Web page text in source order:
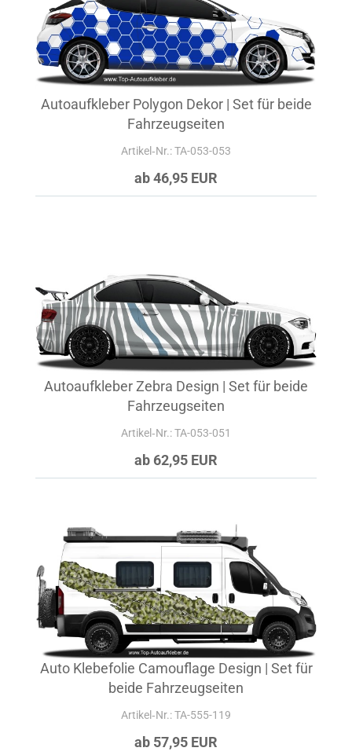
Autoaufkleber Polygon Dekor | Set für beide
Fahrzeugseiten
Artikel‑Nr.: TA-053-053
ab 46,95 EUR
Autoaufkleber Zebra Design | Set für beide
Fahrzeugseiten
Artikel‑Nr.: TA-053-051
ab 62,95 EUR
Auto Klebefolie Camouflage Design | Set für
beide Fahrzeugseiten
Artikel‑Nr.: TA-555-119
ab 57,95 EUR